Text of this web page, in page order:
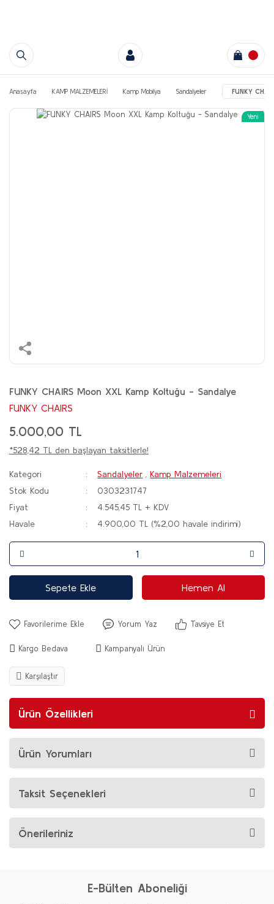
Anasayfa KAMP MALZEMELERİ Kamp Mobilya Sandalyeler FUNKY
Yeni
FUNKY CHAIRS Moon XXL Kamp Koltuğu - Sandalye
FUNKY CHAIRS
5.000,00 TL
*528,42 TL den başlayan taksitlerle!
Kategori Sandalyeler ,Kamp Malzemeleri
Stok Kodu
0303231747
Fiyat
4.545,45 TL + KDV
Havale
4.900,00 TL (%2,00 havale indirimi)
Sepete Ekle Hemen Al
Yorum Yaz Tavsiye Et
Kargo Bedava Kampanyalı Ürün
Karşılaştır
Ürün Özellikleri
Ürün Yorumları
Taksit Seçenekleri
Önerileriniz
E-Bülten Aboneliği